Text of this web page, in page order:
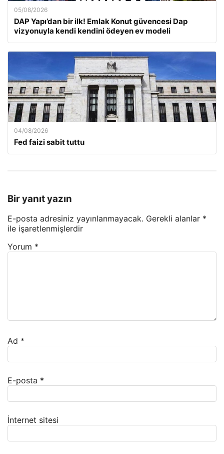
05/08/2026
DAP Yapı’dan bir ilk! Emlak Konut güvencesi Dap
vizyonuyla kendi kendini ödeyen ev modeli
04/08/2026
Fed faizi sabit tuttu
Bir yanıt yazın
E-posta adresiniz yayınlanmayacak. Gerekli alanlar *
ile işaretlenmişlerdir
Yorum *
Ad *
E-posta *
İnternet sitesi